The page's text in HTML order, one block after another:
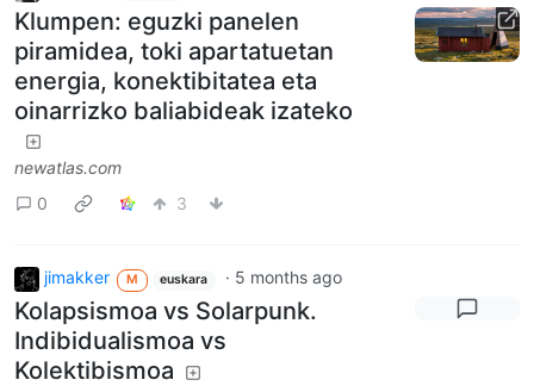
Klumpen: eguzki panelen
piramidea, toki apartatuetan
energia, konektibitatea eta
oinarrizko baliabideak izateko
newatlas.com
0
3
jimakker M euskara · 5 months ago
Kolapsismoa vs Solarpunk.
Indibidualismoa vs
Kolektibismoa